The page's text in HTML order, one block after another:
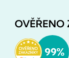
OVĚŘENO